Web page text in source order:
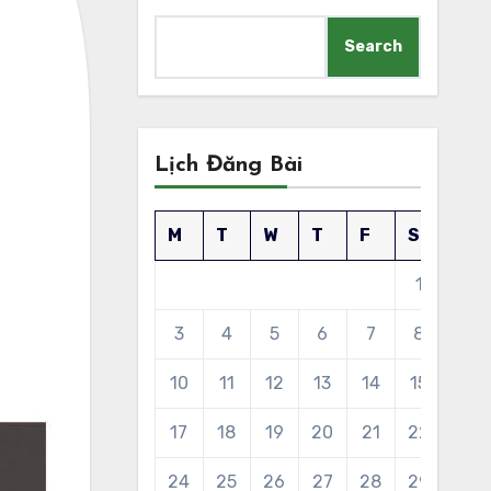
Search
Lịch Đăng Bài
M T W T F S
1
3 4 5 6 7 8
10 11 12 13 14 15
17 18 19 20 21 22
24 25 26 27 28 29